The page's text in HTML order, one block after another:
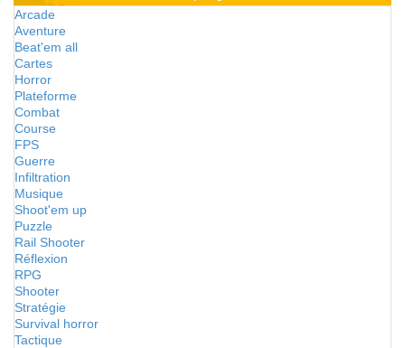
Arcade
Aventure
Beat'em all
Cartes
Horror
Plateforme
Combat
Course
FPS
Guerre
Infiltration
Musique
Shoot'em up
Puzzle
Rail Shooter
Réflexion
RPG
Shooter
Stratégie
Survival horror
Tactique